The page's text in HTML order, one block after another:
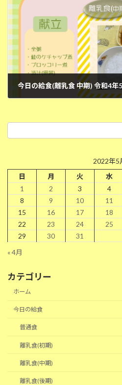
今日の給食(離乳食 中期) 令和4年
2022年5
日
月 火 水
1
2 3 4
8
9 10 11
15
16 17 18
22
23 24 25
29
30
31
« 4月
カテゴリー
ホーム
今日の給食
普通食
離乳食(初期)
離乳食(中期)
離乳食(後期)